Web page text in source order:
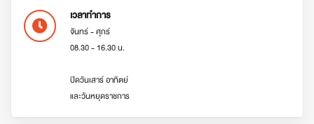
เวลาทำการ
จันทร์ - ศุกร์
08.30 - 16.30 น.
ปิดวันเสาร์ อาทิตย์
และวันหยุดราชการ